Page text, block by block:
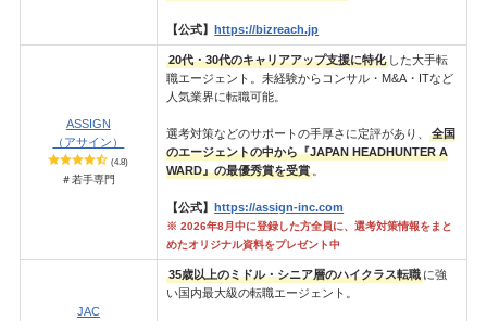
【公式】https://bizreach.jp
ASSIGN
（アサイン）
(4.8)
＃若手専門
20代・30代のキャリアアップ支援に特化 した大手転
職エージェント。未経験からコンサル・M&A・ITなど
人気業界に転職可能。
選考対策などのサポートの手厚さに定評があり、全国
のエージェントの中から『JAPAN HEADHUNTER A
WARD』の最優秀賞を受賞
【公式】https://assign-inc.com
※ 2026年8月中に登録した方全員に、選考対策情報をまと
めたオリジナル資料をプレゼント中
JAC
35歳以上のミドル・シニア層のハイクラス転職 に強
い国内最大級の転職エージェント。